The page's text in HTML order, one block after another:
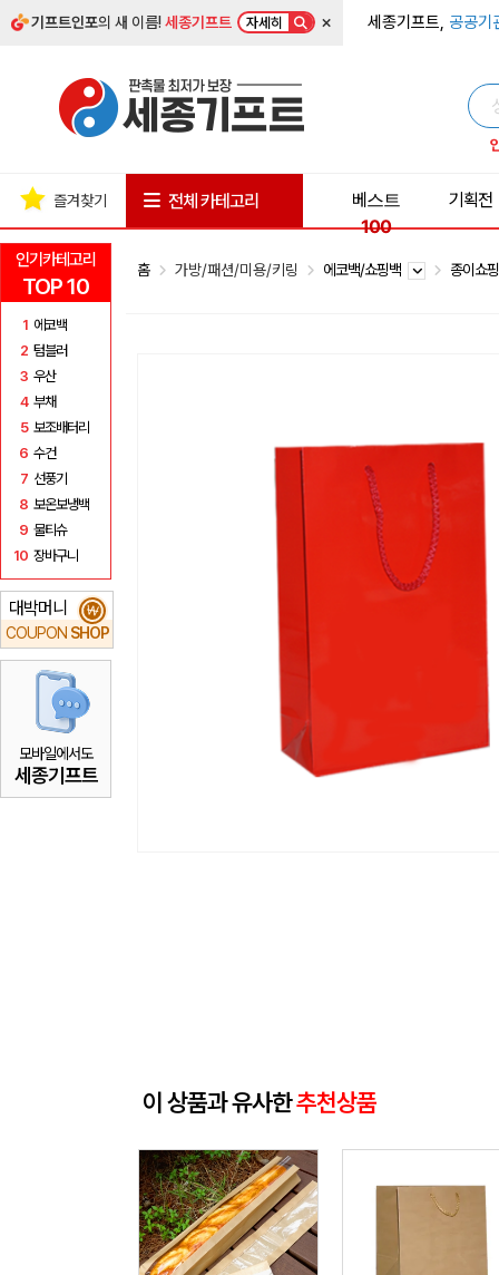
기프트인포의 새 이름!세종기프트 자세히 × 세종기프트, 공공기
인기카테고리
TOP 10
1 에코백
2 텀블러
3 우산
4 부채
5 보조배터리
6 수건
7 선풍기
8 보온보냉백
9 물티슈
10 장바구니
대박머니
COUPON SHOP
₩
모바일에서도
세종기프트
즐겨찾기 전체 카테고리
베스트
100
기획전
홈 가방/패션/미용/키링 에코백/쇼핑백 종이쇼
이 상품과 유사한추천상품